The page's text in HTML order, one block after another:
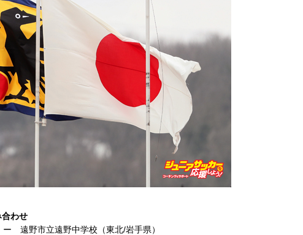
わせ
遠野市立遠野中学校（東北/岩手県）